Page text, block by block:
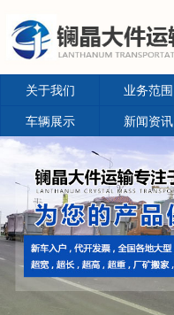
关于我们 业务范围
车辆展示 新闻资讯